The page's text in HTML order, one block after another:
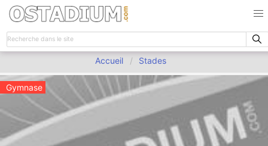
Accueil Stades
Gymnase